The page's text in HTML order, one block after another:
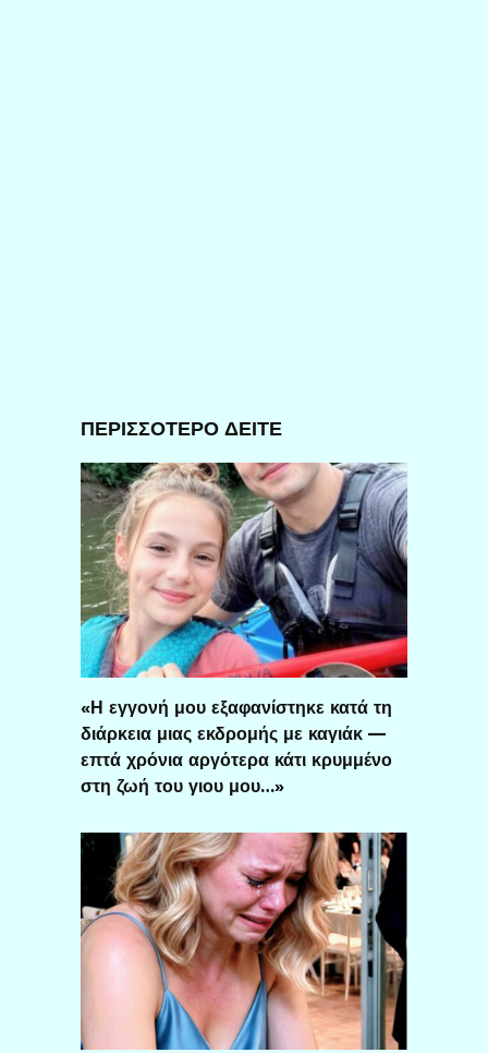
ΠΕΡΙΣΣΟΤΕΡΟ ΔΕΙΤΕ
«Η εγγονή μου εξαφανίστηκε κατά τη
διάρκεια μιας εκδρομής με καγιάκ —
επτά χρόνια αργότερα κάτι κρυμμένο
στη ζωή του γιου μου…»